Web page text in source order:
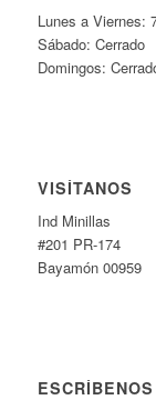
Lunes a Viernes:
Sábado: Cerrado
Domingos:
VISÍTANOS
Ind Minillas
#201 PR-174
Bayamón 00959
ESCRÍBENOS